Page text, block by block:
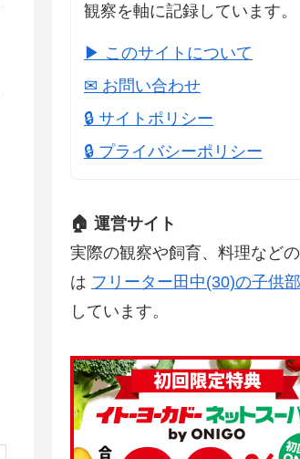
観察を軸に記録しています。
▶ このサイトについて
✉ お問い合わせ
🔒 サイトポリシー
🔒 プライバシーポリシー
🏠 運営サイト
実際の観察や飼育、料理など
は フリーター田中(30)の子供
しています。